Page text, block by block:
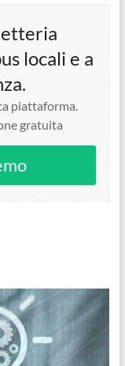
locali e a
piattaforma.
gratuita